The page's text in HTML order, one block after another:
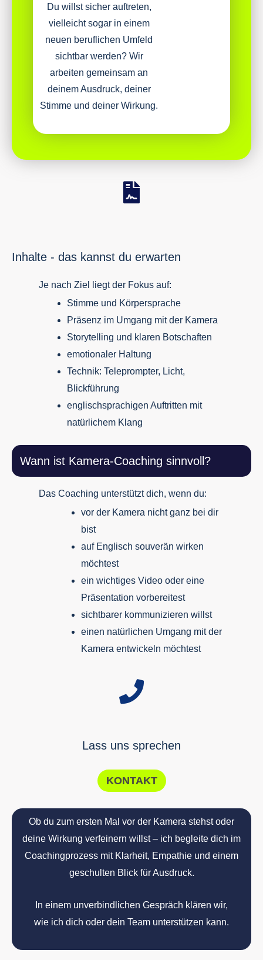
Du willst sicher auftreten,
vielleicht sogar in einem
neuen beruflichen Umfeld
sichtbar werden? Wir
arbeiten gemeinsam an
deinem Ausdruck, deiner
Stimme und deiner Wirkung.
Inhalte - das kannst du erwarten
Je nach Ziel liegt der Fokus auf:
Stimme und Körpersprache
Präsenz im Umgang mit der Kamera
Storytelling und klaren Botschaften
emotionaler Haltung
Technik: Teleprompter, Licht,
Blickführung
englischsprachigen Auftritten mit
natürlichem Klang
Wann ist Kamera-Coaching sinnvoll?
Das Coaching unterstützt dich, wenn du:
vor der Kamera nicht ganz bei dir
bist
auf Englisch souverän wirken
möchtest
ein wichtiges Video oder eine
Präsentation vorbereitest
sichtbarer kommunizieren willst
einen natürlichen Umgang mit der
Kamera entwickeln möchtest
Lass uns sprechen
KONTAKT
Ob du zum ersten Mal vor der Kamera stehst oder
deine Wirkung verfeinern willst – ich begleite dich im
Coachingprozess mit Klarheit, Empathie und einem
geschulten Blick für Ausdruck.
In einem unverbindlichen Gespräch klären wir,
wie ich dich oder dein Team unterstützen kann.